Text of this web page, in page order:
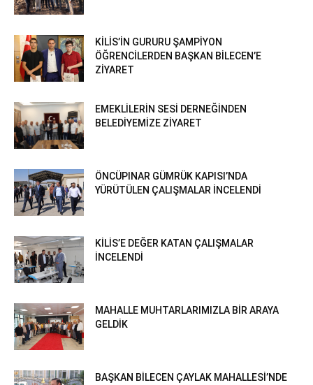
KİLİS’İN GURURU ŞAMPİYON
ÖĞRENCİLERDEN BAŞKAN BİLECEN’E
ZİYARET
EMEKLİLERİN SESİ DERNEĞİNDEN
BELEDİYEMİZE ZİYARET
ÖNCÜPINAR GÜMRÜK KAPISI’NDA
YÜRÜTÜLEN ÇALIŞMALAR İNCELENDİ
KİLİS’E DEĞER KATAN ÇALIŞMALAR
İNCELENDİ
MAHALLE MUHTARLARIMIZLA BİR ARAYA
GELDİK
BAŞKAN BİLECEN ÇAYLAK MAHALLESİ’NDE